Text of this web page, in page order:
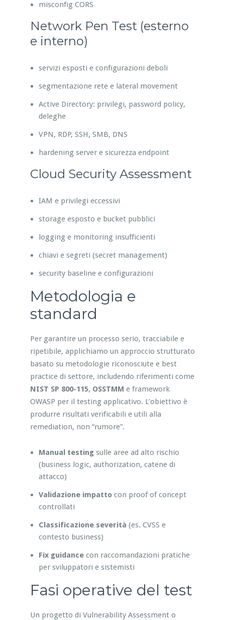
misconfig CORS
Network Pen Test (esterno
e interno)
servizi esposti e configurazioni deboli
segmentazione rete e lateral movement
Active Directory: privilegi, password policy,
deleghe
VPN, RDP, SSH, SMB, DNS
hardening server e sicurezza endpoint
Cloud Security Assessment
IAM e privilegi eccessivi
storage esposto e bucket pubblici
logging e monitoring insufficienti
chiavi e segreti (secret management)
security baseline e configurazioni
Metodologia e
standard
Per garantire un processo serio, tracciabile e
ripetibile, applichiamo un approccio strutturato
basato su metodologie riconosciute e best
practice di settore, includendo riferimenti come
NIST SP 800-115, OSSTMM e framework
OWASP per il testing applicativo. L’obiettivo è
produrre risultati verificabili e utili alla
remediation, non “rumore”.
Manual testingsulle aree ad alto rischio
(business logic, authorization, catene di
attacco)
Validazione impattocon proof of concept
controllati
Classificazione severità (es. CVSS e
contesto business)
Fix guidancecon raccomandazioni pratiche
per sviluppatori e sistemisti
Fasi operative del test
Un progetto di Vulnerability Assessment o